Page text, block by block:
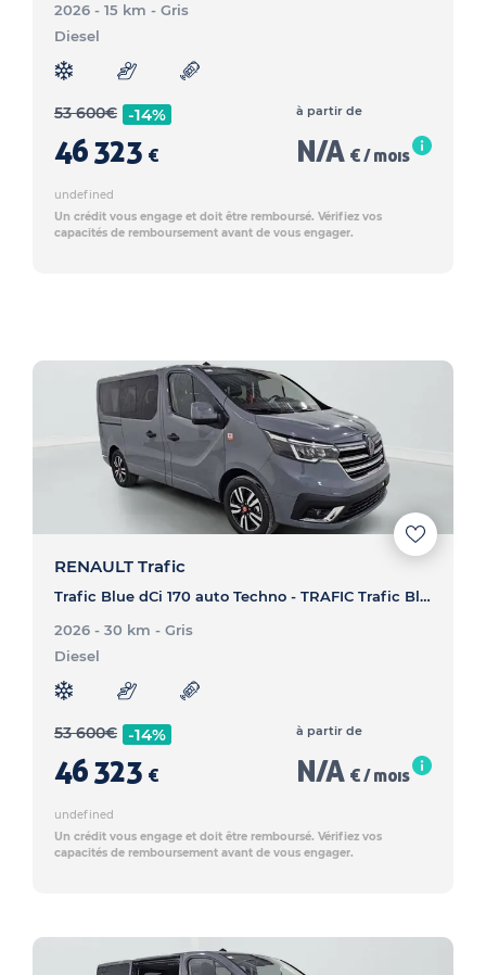
2026 - 15 km - Gris
Diesel
53 600€ -14%
46 323 €
à partir de
N/A € / mois
undefined
Un crédit vous engage et doit être remboursé. Vérifiez vos
capacités de remboursement avant de vous engager.
RENAULT Trafic
Trafic Blue dCi 170 auto Techno - TRAFIC Trafic Blue dCi 170 auto Techno
2026 - 30 km - Gris
Diesel
53 600€ -14%
46 323 €
à partir de
N/A € / mois
undefined
Un crédit vous engage et doit être remboursé. Vérifiez vos
capacités de remboursement avant de vous engager.